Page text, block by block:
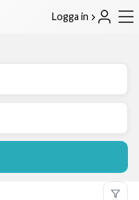
Logga in